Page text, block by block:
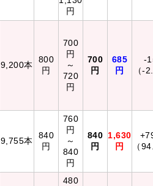
円
9,200本
800
円
700
円
～
720
円
700
円
685
円
-
（-
9,755本
840
円
760
円
～
840
円
840
円
1,630
円
（
480